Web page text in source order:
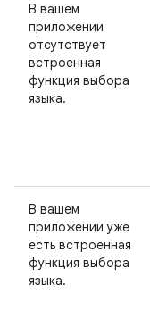
В вашем
приложении
отсутствует
встроенная
функция выбора
языка.
В вашем
приложении уже
есть встроенная
функция выбора
языка.